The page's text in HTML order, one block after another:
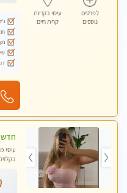
לפרטים
נוספים
עיסוי בקריות
קרית חיים
עיסוי